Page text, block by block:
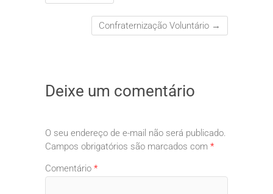
Confraternização Voluntário →
Deixe um comentário
O seu endereço de e-mail não será publicado.
Campos obrigatórios são marcados com *
Comentário *